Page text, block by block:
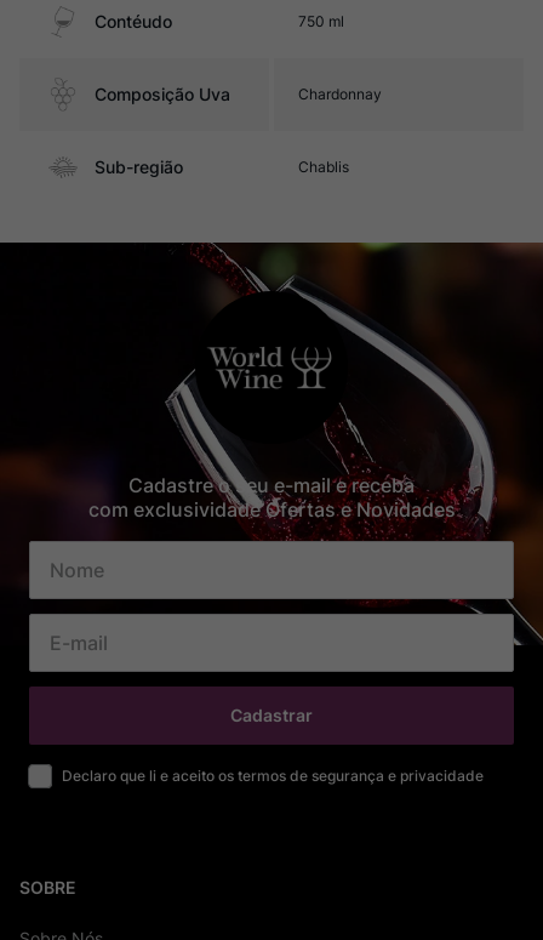
Contéudo 750 ml
Composição Uva Chardonnay
Sub-região Chablis
Cadastre o seu e-mail e receba
com exclusividade Ofertas e Novidades
Cadastrar
Declaro que li e aceito os termos de segurança e privacidade
SOBRE